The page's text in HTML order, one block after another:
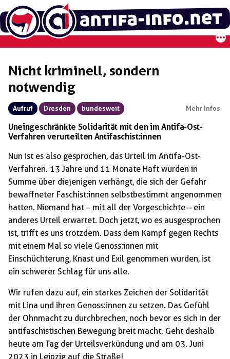
Zum
Inhalt
springen
Nicht kriminell, sondern
notwendig
Aufruf Dresden bundesweit Mehr Infos
Uneingeschränkte Solidarität mit den im Antifa-Ost-
Verfahren verurteilten Antifaschist:innen
Nun ist es also gesprochen, das Urteil im Antifa-Ost-
Verfahren. 13 Jahre und 11 Monate Haft wurden in
Summe über diejenigen verhängt, die sich der Gefahr
bewaffneter Faschist:innen selbstbestimmt angenommen
hatten. Niemand hat – mit all der Vorgeschichte – ein
anderes Urteil erwartet. Doch jetzt, wo es ausgesprochen
ist, trifft es uns trotzdem. Dass dem Kampf gegen Rechts
mit einem Mal so viele Genoss:innen mit
Einschüchterung, Knast und Exil genommen wurden, ist
ein schwerer Schlag für uns alle.
Wir rufen dazu auf, ein starkes Zeichen der Solidarität
mit Lina und ihren Genoss:innen zu setzen. Das Gefühl
der Ohnmacht zu durchbrechen, noch bevor es sich in der
antifaschistischen Bewegung breit macht. Geht deshalb
heute am Tag der Urteilsverkündung und am 03. Juni
2023 in Leipzig auf die Straße!